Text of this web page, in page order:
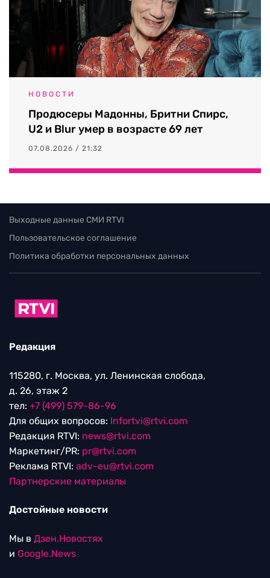
НОВОСТИ
Продюсеры Мадонны, Бритни Спирс,
U2 и Blur умер в возрасте 69 лет
07.08.2026 / 21:32
Выходные данные СМИ RTVI
Пользовательское соглашение
Политика обработки персональных данных
Редакция
115280, г. Москва, ул. Ленинская слобода,
д. 26, этаж 2
тел: +7 (499) 579-86-96
Для общих вопросов: Infortvi@rtvi.com
Редакция RTVI: news@rtvi.com
Маркетинг/PR: pr@rtvi.com
Реклама RTVI: adv-eu@rtvi.com
Партнерские материалы
Достойные новости
Мы в Дзен.Новостях
и Google.News